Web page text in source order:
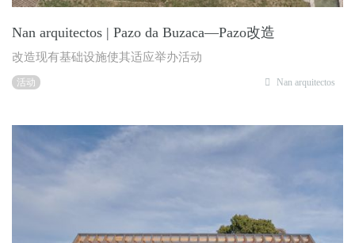
Nan arquitectos | Pazo da Buzaca—Pazo改造
改造现有基础设施使其适应举办活动
活动 Nan arquitectos